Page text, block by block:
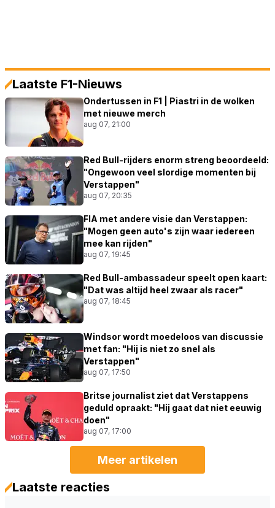
Laatste F1-Nieuws
Ondertussen in F1 | Piastri in de wolken
met nieuwe merch
aug 07, 21:00
Red Bull-rijders enorm streng beoordeeld:
"Ongewoon veel slordige momenten bij
Verstappen"
aug 07, 20:35
FIA met andere visie dan Verstappen:
"Mogen geen auto's zijn waar iedereen
mee kan rijden"
aug 07, 19:45
Red Bull-ambassadeur speelt open kaart:
"Dat was altijd heel zwaar als racer"
aug 07, 18:45
Windsor wordt moedeloos van discussie
met fan: "Hij is niet zo snel als
Verstappen"
aug 07, 17:50
Britse journalist ziet dat Verstappens
geduld opraakt: "Hij gaat dat niet eeuwig
doen"
aug 07, 17:00
Meer artikelen
Laatste reacties